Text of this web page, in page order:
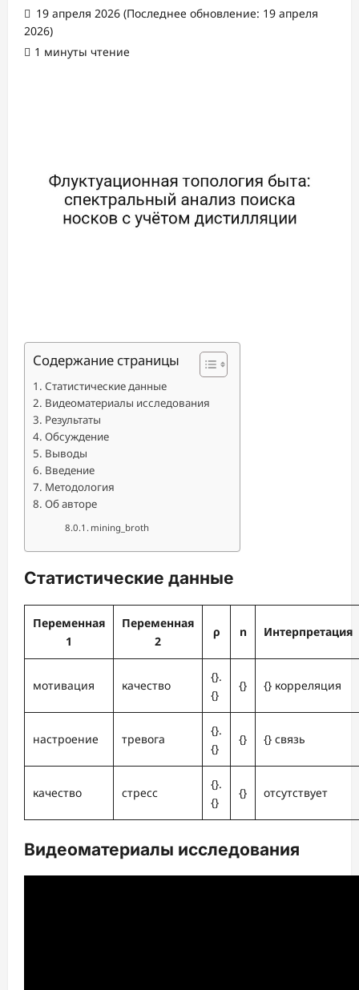
19 апреля 2026 (Последнее обновление: 19 апреля
2026)
1 минуты чтение
Содержание страницы
Статистические данные
Видеоматериалы исследования
Результаты
Обсуждение
Выводы
Введение
Методология
Об авторе
mining_broth
Статистические данные
Переменная
1
Переменная
2
ρ n Интерпретация
мотивация качество
{}.
{}
{} {} корреляция
настроение тревога
{}.
{}
{} {} связь
качество стресс
{}.
{}
{} отсутствует
Видеоматериалы исследования